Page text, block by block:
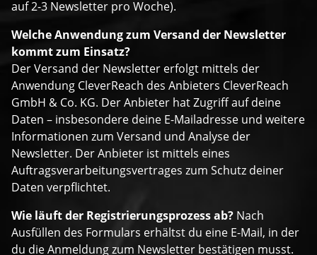
auf 2-3 Newsletter pro Woche).
Welche Anwendung zum Versand der Newsletter
kommt zum Einsatz?
Der Versand der Newsletter erfolgt mittels der
Anwendung CleverReach des Anbieters CleverReach
GmbH & Co. KG. Der Anbieter hat Zugriff auf deine
Daten – insbesondere deine E-Mailadresse und weitere
Informationen zum Versand und Analyse der
Newsletter. Der Anbieter ist mittels eines
Auftragsverarbeitungsvertrages zum Schutz deiner
Daten verpflichtet.
Wie läuft der Registrierungsprozess ab? Nach
Ausfüllen des Formulars erhältst du eine E-Mail, in der
du die Anmeldung zum Newsletter bestätigen musst.